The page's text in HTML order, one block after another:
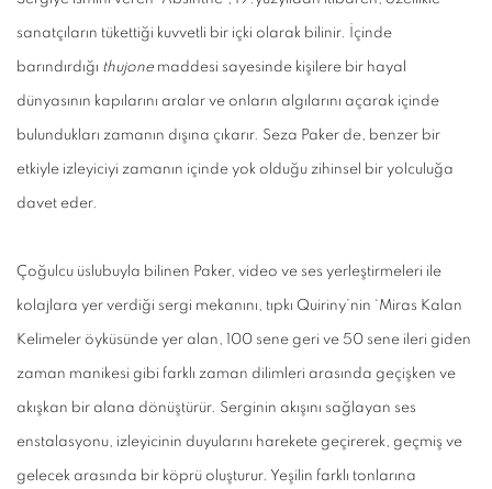
sanatçıların tükettiği kuvvetli bir içki olarak bilinir. İçinde
barındırdığı thujonemaddesi sayesinde kişilere bir hayal
dünyasının kapılarını aralar ve onların algılarını açarak içinde
bulundukları zamanın dışına çıkarır. Seza Paker de, benzer bir
etkiyle izleyiciyi zamanın içinde yok olduğu zihinsel bir yolculuğa
davet eder.
Çoğulcu üslubuyla bilinen Paker, video ve ses yerleştirmeleri ile
kolajlara yer verdiği sergi mekanını, tıpkı Quiriny’nin ‘Miras Kalan
Kelimeler öyküsünde yer alan, 100 sene geri ve 50 sene ileri giden
zaman manikesi gibi farklı zaman dilimleri arasında geçişken ve
akışkan bir alana dönüştürür. Serginin akışını sağlayan ses
enstalasyonu, izleyicinin duyularını harekete geçirerek, geçmiş ve
gelecek arasında bir köprü oluşturur. Yeşilin farklı tonlarına